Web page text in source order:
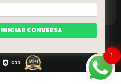
(Lei 9610 de 19/02/1998)
CSS
1
INICIAR CONVERSA